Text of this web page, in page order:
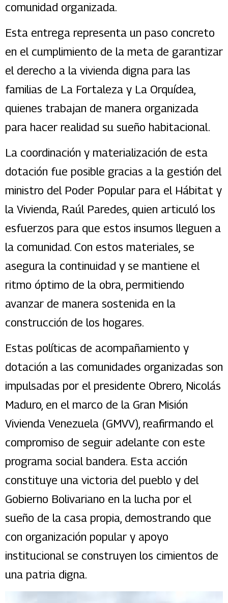
comunidad organizada.
Esta entrega representa un paso concreto
en el cumplimiento de la meta de garantizar
el derecho a la vivienda digna para las
familias de La Fortaleza y La Orquídea,
quienes trabajan de manera organizada
para hacer realidad su sueño habitacional.
La coordinación y materialización de esta
dotación fue posible gracias a la gestión del
ministro del Poder Popular para el Hábitat y
la Vivienda, Raúl Paredes, quien articuló los
esfuerzos para que estos insumos lleguen a
la comunidad. Con estos materiales, se
asegura la continuidad y se mantiene el
ritmo óptimo de la obra, permitiendo
avanzar de manera sostenida en la
construcción de los hogares.
Estas políticas de acompañamiento y
dotación a las comunidades organizadas son
impulsadas por el presidente Obrero, Nicolás
Maduro, en el marco de la Gran Misión
Vivienda Venezuela (GMVV), reafirmando el
compromiso de seguir adelante con este
programa social bandera. Esta acción
constituye una victoria del pueblo y del
Gobierno Bolivariano en la lucha por el
sueño de la casa propia, demostrando que
con organización popular y apoyo
institucional se construyen los cimientos de
una patria digna.